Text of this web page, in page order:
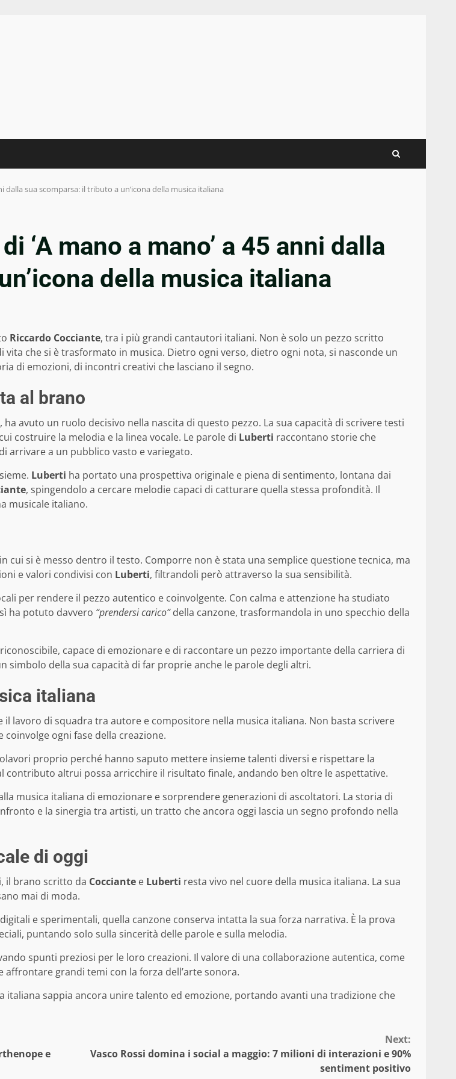
dalla sua scomparsa: il tributo a un’icona della musica italiana
‘A mano a mano’ a 45 anni dalla
della musica italiana
Riccardo Cocciante, tra i più grandi cantautori italiani. Non è solo un pezzo scritto
che si è trasformato in musica. Dietro ogni verso, dietro ogni nota, si nasconde un
di emozioni, di incontri creativi che lasciano il segno.
al brano
avuto un ruolo decisivo nella nascita di questo pezzo. La sua capacità di scrivere testi
costruire la melodia e la linea vocale. Le parole di Luberti raccontano storie che
arrivare a un pubblico vasto e variegato.
Luberti ha portato una prospettiva originale e piena di sentimento, lontana dai
, spingendolo a cercare melodie capaci di catturare quella stessa profondità. Il
musicale italiano.
cui si è messo dentro il testo. Comporre non è stata una semplice questione tecnica, ma
e valori condivisi con Luberti, filtrandoli però attraverso la sua sensibilità.
per rendere il pezzo autentico e coinvolgente. Con calma e attenzione ha studiato
ha potuto davvero “prendersi carico”della canzone, trasformandola in uno specchio della
capace di emozionare e di raccontare un pezzo importante della carriera di
simbolo della sua capacità di far proprie anche le parole degli altri.
italiana
lavoro di squadra tra autore e compositore nella musica italiana. Non basta scrivere
ogni fase della creazione.
proprio perché hanno saputo mettere insieme talenti diversi e rispettare la
contributo altrui possa arricchire il risultato finale, andando ben oltre le aspettative.
musica italiana di emozionare e sorprendere generazioni di ascoltatori. La storia di
e la sinergia tra artisti, un tratto che ancora oggi lascia un segno profondo nella
di oggi
il brano scritto da Cocciante e Luberti resta vivo nel cuore della musica italiana. La sua
mai di moda.
e sperimentali, quella canzone conserva intatta la sua forza narrativa. È la prova
puntando solo sulla sincerità delle parole e sulla melodia.
spunti preziosi per le loro creazioni. Il valore di una collaborazione autentica, come
affrontare grandi temi con la forza dell’arte sonora.
italiana sappia ancora unire talento ed emozione, portando avanti una tradizione che
e
Next:
Vasco Rossi domina i social a maggio: 7 milioni di interazioni e 90%
sentiment positivo